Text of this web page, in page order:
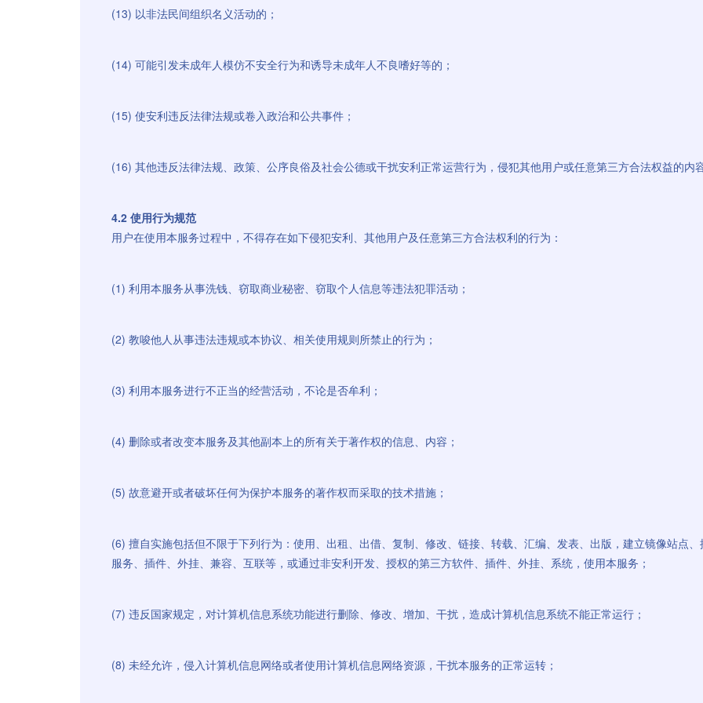
(13) 以非法民间组织名义活动的；
(14) 可能引发未成年人模仿不安全行为和诱导未成年人不良嗜好等的；
(15) 使安利违反法律法规或卷入政治和公共事件；
(16) 其他违反法律法规、政策、公序良俗及社会公德或干扰安利正常运营行为，侵犯其他用户或任意第三方合法权益的内
4.2 使用行为规范
用户在使用本服务过程中，不得存在如下侵犯安利、其他用户及任意第三方合法权利的行为：
(1) 利用本服务从事洗钱、窃取商业秘密、窃取个人信息等违法犯罪活动；
(2) 教唆他人从事违法违规或本协议、相关使用规则所禁止的行为；
(3) 利用本服务进行不正当的经营活动，不论是否牟利；
(4) 删除或者改变本服务及其他副本上的所有关于著作权的信息、内容；
(5) 故意避开或者破坏任何为保护本服务的著作权而采取的技术措施；
(6) 擅自实施包括但不限于下列行为：使用、出租、出借、复制、修改、链接、转载、汇编、发表、出版，建立镜像站点
服务、插件、外挂、兼容、互联等，或通过非安利开发、授权的第三方软件、插件、外挂、系统，使用本服务；
(7) 违反国家规定，对计算机信息系统功能进行删除、修改、增加、干扰，造成计算机信息系统不能正常运行；
(8) 未经允许，侵入计算机信息网络或者使用计算机信息网络资源，干扰本服务的正常运转；